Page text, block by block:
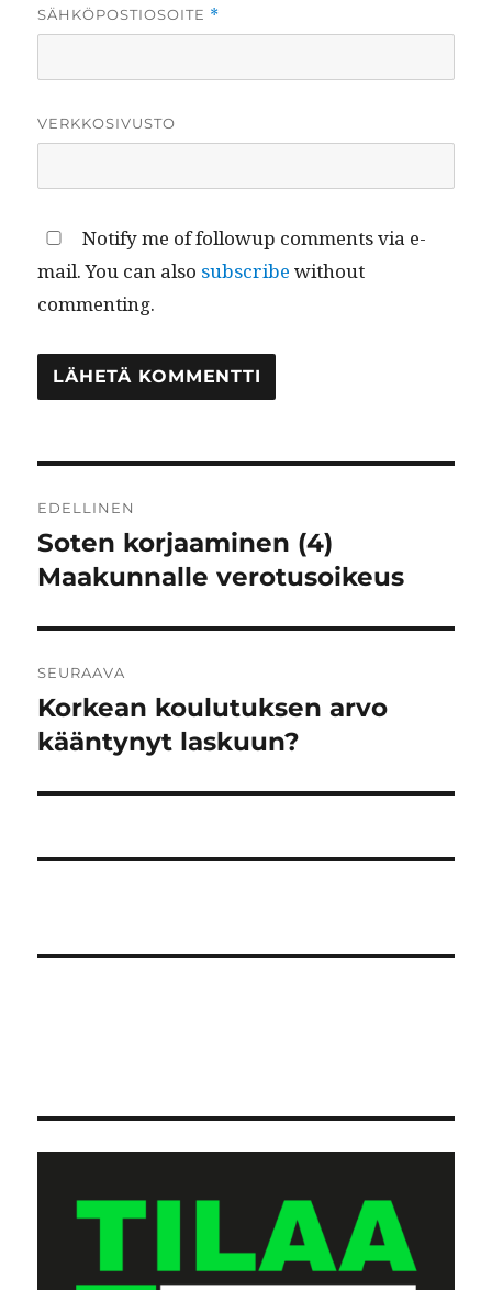
SÄHKÖPOSTIOSOITE *
VERKKOSIVUSTO
Notify me of followup comments via e-
mail. You can also subscribe without
commenting.
selaus
EDELLINEN
Edellinen
artikkeli:
Soten korjaaminen (4)
Maakunnalle verotusoikeus
SEURAAVA
Seuraava
artikkeli:
Korkean koulutuksen arvo
kääntynyt laskuun?